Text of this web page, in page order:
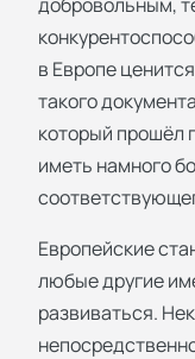
в Европе
такого
который прошёл
иметь намного
Европейские
любые другие
развиваться.